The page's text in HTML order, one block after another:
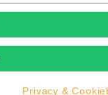
Privacy &